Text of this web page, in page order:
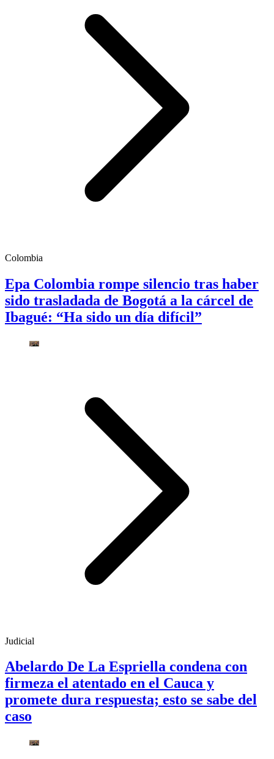
Colombia
Epa Colombia rompe silencio tras haber
sido trasladada de Bogotá a la cárcel de
Ibagué: “Ha sido un día difícil”
Judicial
Abelardo De La Espriella condena con
firmeza el atentado en el Cauca y
promete dura respuesta; esto se sabe del
caso